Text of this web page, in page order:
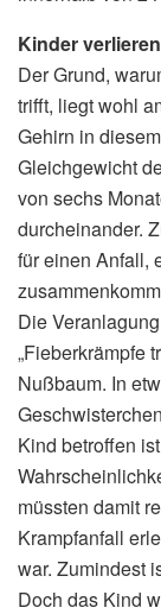
Kinder
Der Grund,
trifft, liegt wohl
Gehirn in
Gleichgewicht
von sechs
durcheinander.
für einen Anfall,
Die
„Fieberkrämpfe
Nußbaum. In
Kind betroffen
müssten damit
Krampfanfall
war. Zumindest
Doch das Kind